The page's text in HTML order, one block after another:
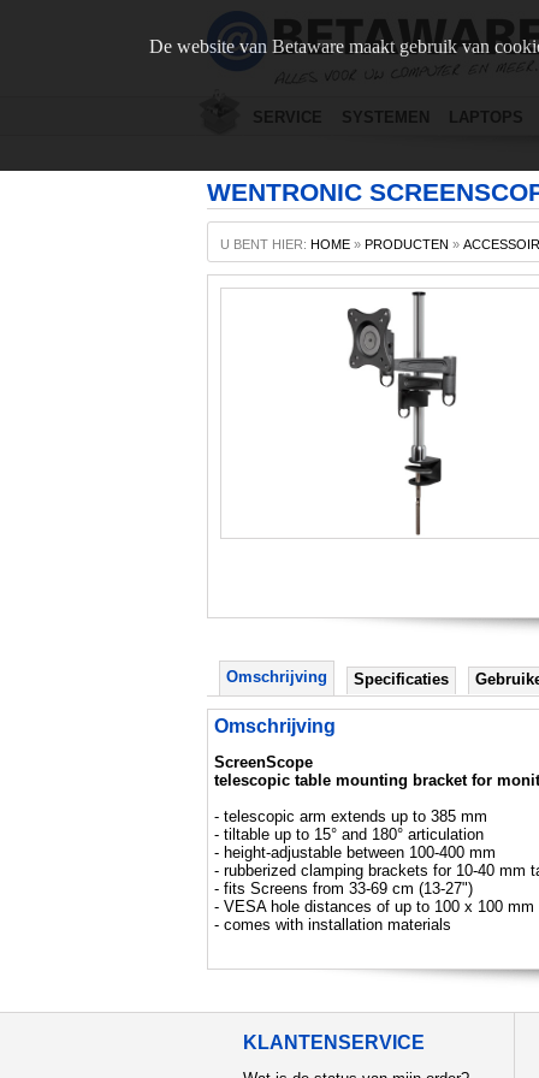
De website van Betaware maakt gebruik van
SERVICE SYSTEMEN LAPTOPS
WENTRONIC
U BENT HIER: HOME » PRODUCTEN »
Omschrijving Specificaties
Omschrijving
ScreenScope
telescopic table mounting bracket for
- telescopic arm extends up to 385 mm
- tiltable up to 15° and 180° articulation
- height-adjustable between 100-400 mm
- rubberized clamping brackets for 10-40 mm
- fits Screens from 33-69 cm (13-27")
- VESA hole distances of up to 100 x 100 mm
- comes with installation materials
KLANTENSERVICE